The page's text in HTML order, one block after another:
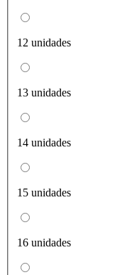
12 unidades
13 unidades
14 unidades
15 unidades
16 unidades